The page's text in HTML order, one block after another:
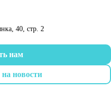
40, стр. 2
нам
новости